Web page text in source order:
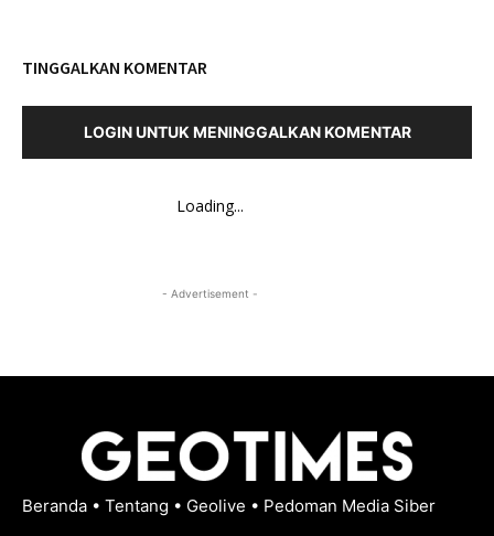
TINGGALKAN KOMENTAR
LOGIN UNTUK MENINGGALKAN KOMENTAR
Loading...
- Advertisement -
Beranda • Tentang • Geolive • Pedoman Media Siber